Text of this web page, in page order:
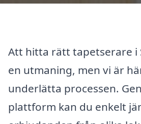
Att hitta rätt tapetserare i
en utmaning, men vi är
underlätta processen.
plattform kan du enkelt